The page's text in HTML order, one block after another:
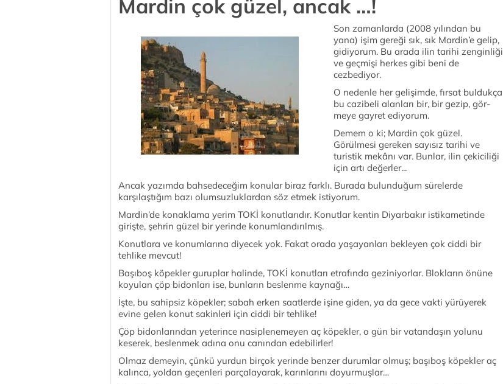
Mardin çok güzel, ancak …!
Son zamanlarda (2008 yılından bu
yana) işim gereği sık, sık Mardin’e gelip,
gidiyorum. Bu arada ilin tarihi zenginliği
ve geçmişi herkes gibi beni de
cezbediyor.
O nedenle her gelişimde, fırsat buldukça
bu cazibeli alanları bir, bir gezip, gör­
meye gayret ediyorum.
Demem o ki; Mardin çok güzel.
Görülmesi gereken sayısız tarihi ve
turistik mekânı var. Bun­lar, ilin çekiciliği
için artı değerler...
Ancak yazımda bahsedeceğim konular biraz farklı. Burada bulunduğum sürelerde
karşılaştığım bazı olumsuzluklardan söz etmek istiyorum.
Mardin’de konaklama yerim TOKİ konutlarıdır. Konutlar kentin Diyarba­kır istikametinde
girişte, şehrin güzel bir yerinde konumlandırılmış.
Konutlara ve konumlarına diyecek yok. Fakat orada yaşayanları bekleyen çok ciddi bir
tehlike mevcut!
Başıboş köpekler guruplar halinde, TOKİ konutları etrafında geziniyorlar. Blokların önüne
koyulan çöp bidon­ları ise, bunların beslenme kaynağı…
İşte, bu sahipsiz köpekler; sabah erken saatlerde işine giden, ya da gece vakti yürüyerek
evine gelen ko­nut sakinleri için ciddi bir tehlike!
Çöp bidonlarından yeterince nasiplenemeyen aç köpekler, o gün bir vatandaşın yolunu
kese­rek, beslenmek adına onu canından edebilirler!
Olmaz demeyin, çünkü yurdun birçok yerinde benzer durumlar olmuş; başıboş köpekler aç
ka­lınca, yoldan geçenleri parçalayarak, karınlarını doyurmuşlar…